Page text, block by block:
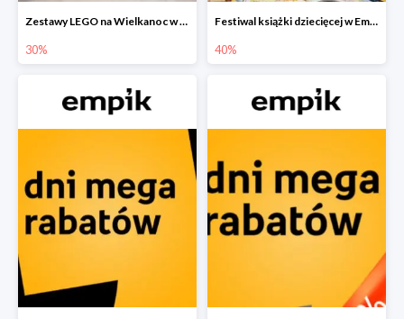
Zestawy LEGO na Wielkanoc w Empiku do -30%
30%
Festiwal książki dziecięcej w Empiku do -40%
40%